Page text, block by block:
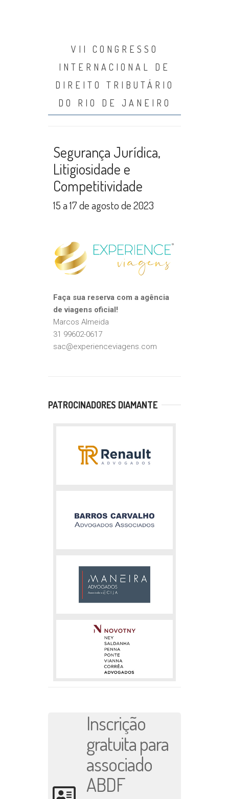
VII CONGRESSO
INTERNACIONAL DE
DIREITO TRIBUTÁRIO
DO RIO DE JANEIRO
Segurança Jurídica,
Litigiosidade e
Competitividade
15 a 17 de agosto de 2023
Faça sua reserva com a agência
de viagens oficial!
Marcos Almeida
31 99602-0617
sac@experienceviagens.com
PATROCINADORES DIAMANTE
Inscrição
gratuita para
associado
ABDF